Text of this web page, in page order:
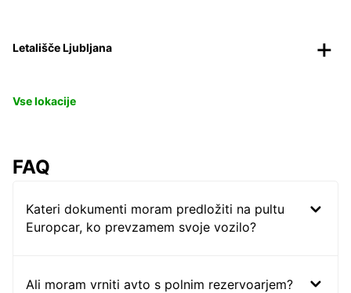
Letališče Ljubljana
Vse lokacije
FAQ
Kateri dokumenti moram predložiti na pultu
Europcar, ko prevzamem svoje vozilo?
Ali moram vrniti avto s polnim rezervoarjem?